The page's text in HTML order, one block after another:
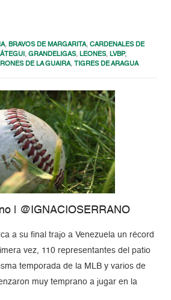
,BRAVOS DE MARGARITA,CARDENALES DE
,GRANDELIGAS,LEONES,LVBP,
DE LA GUAIRA, TIGRES DE ARAGUA
| @IGNACIOSERRANO
a su final trajo a Venezuela un récord
vez, 110 representantes del patio
temporada de la MLB y varios de
muy temprano a jugar en la